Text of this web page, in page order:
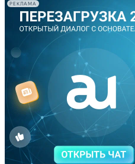
РЕКЛАМА